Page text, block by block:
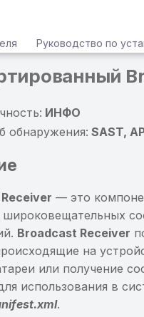
Руководство по
ИНФО
обнаружения: SAST,
— это
широковещательных
Broadcast Receiver
на
или получение
использования в
.